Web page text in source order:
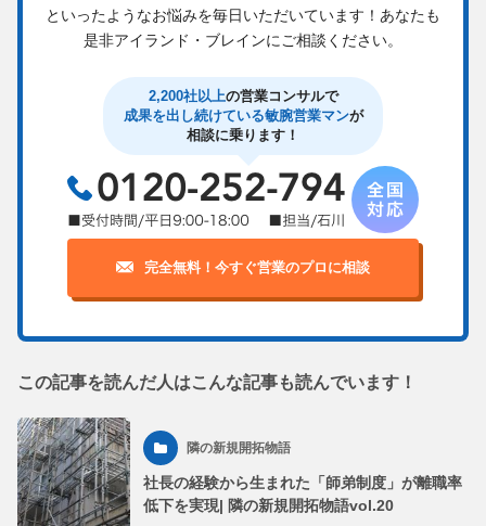
といったようなお悩みを毎日いただいています！ あなたも
是非アイランド・ブレインにご相談ください。
2,200社以上の営業コンサルで
成果を出し続けている敏腕営業マンが
相談に乗ります！
完全無料！今すぐ営業のプロに相談
この記事を読んだ人はこんな記事も読んでいます！
隣の新規開拓物語
社長の経験から生まれた「師弟制度」が離職率
低下を実現| 隣の新規開拓物語vol.20